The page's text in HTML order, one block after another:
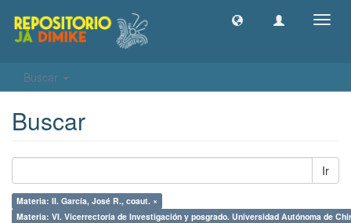
Buscar
Buscar
Ir
Materia: II. García, José R., coaut. ×
Materia: VI. Vicerrectoría de Investigación y posgrado. Universidad Autónoma de